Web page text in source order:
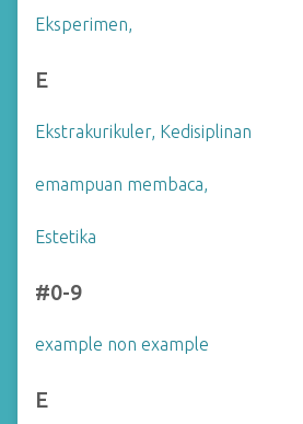
Eksperimen,
E
Ekstrakurikuler, Kedisiplinan
emampuan membaca,
Estetika
#0-9
example non example
E